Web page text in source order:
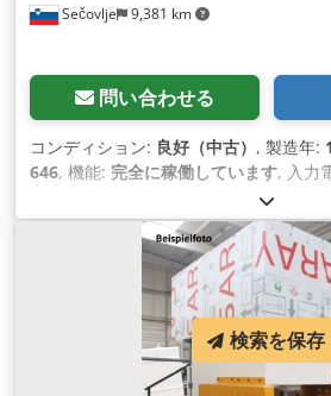
Sečovlje 9,381 km
問い合わせる
コンディション: 良好（中古） , 製造年:
646, 機能: 完全に稼働しています, 入力
, ストロー
幅:380 mm, テーブル長さ:320 mm,
, オイルタンク容量:200 l , 全長:
2,350 mm, 総重量: 2,500
CEマーキング, ドキュメント / マニュア
検索を保存